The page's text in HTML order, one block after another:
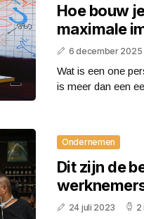
Hoe bouw
maximale
6 december 2025
Wat is een one
is meer dan een
Ondernemen
Dit zijn de
24 juli 2023 2